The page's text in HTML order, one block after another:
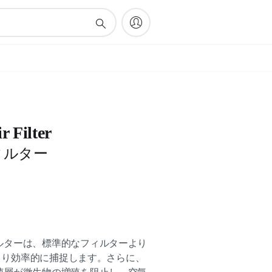
Filter
ター
ーは、標準的なフィルターより
効率的に捕捉します。さらに、